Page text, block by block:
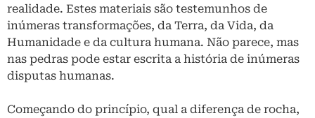
realidade. Estes materiais são testemunhos de
inúmeras transformações, da Terra, da Vida, da
Humanidade e da cultura humana. Não parece, mas
nas pedras pode estar escrita a história de inúmeras
disputas humanas.
Começando do princípio, qual a diferença de rocha,